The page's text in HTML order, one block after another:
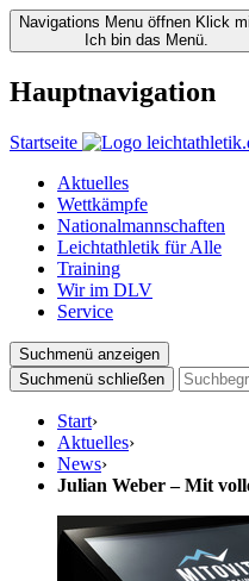
Navigations Menu öffnen Klick
Ich bin das Menü.
Hauptnavigation
Startseite
Aktuelles
Wettkämpfe
Nationalmannschaften
Leichtathletik für Alle
Training
Wir im DLV
Service
Suchmenü anzeigen
Suchmenü schließen
Start›
Aktuelles›
News›
Julian Weber – Mit